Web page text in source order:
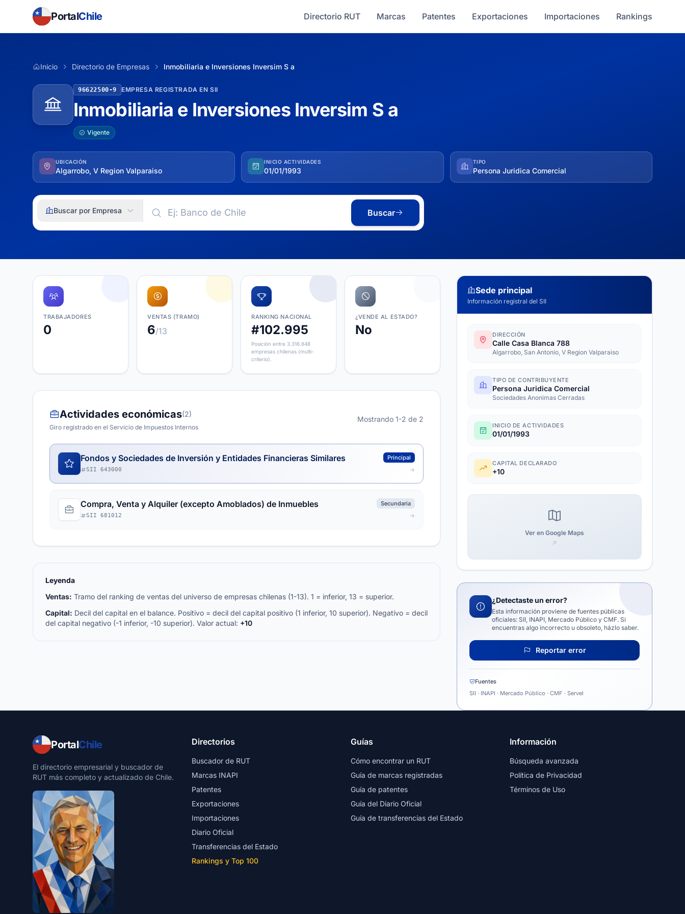
PortalChile Directorio RUT Marcas Patentes Exportaciones Importaciones Rankings
Inicio Directorio de Empresas Inmobiliaria e Inversiones Inversim S a
96622500-9 EMPRESA REGISTRADA EN SII
Inmobiliaria e Inversiones Inversim S a
Vigente
UBICACIÓN
Algarrobo, V Region Valparaiso
INICIO ACTIVIDADES
01/01/1993
TIPO
Persona Juridica Comercial
Buscar por Empresa Buscar
TRABAJADORES
0
VENTAS (TRAMO)
6/13
RANKING NACIONAL
#102.995
Posición entre 3.316.848
empresas chilenas (multi-
criterio).
¿VENDE AL ESTADO?
No
Actividades económicas(2)
Giro registrado en el Servicio de Impuestos Internos
Mostrando 1-2 de 2
Fondos y Sociedades de Inversión y Entidades Financieras Similares Principal
SII 643000
Compra, Venta y Alquiler (excepto Amoblados) de Inmuebles Secundaria
SII 681012
Leyenda
Ventas: Tramo del ranking de ventas del universo de empresas chilenas (1-13). 1 = inferior, 13 = superior.
Capital: Decil del capital en el balance. Positivo = decil del capital positivo (1 inferior, 10 superior). Negativo = decil
del capital negativo (-1 inferior, -10 superior). Valor actual: +10
Sede principal
Información registral del SII
DIRECCIÓN
Calle Casa Blanca 788
Algarrobo, San Antonio, V Region Valparaiso
TIPO DE CONTRIBUYENTE
Persona Juridica Comercial
Sociedades Anonimas Cerradas
INICIO DE ACTIVIDADES
01/01/1993
CAPITAL DECLARADO
+10
Ver en Google Maps
¿Detectaste un error?
Esta información proviene de fuentes públicas
oficiales: SII, INAPI, Mercado Público y CMF. Si
encuentras algo incorrecto u obsoleto, házlo saber.
Reportar error
Fuentes
SII · INAPI · Mercado Público · CMF · Servel
PortalChile
El directorio empresarial y buscador de
RUT más completo y actualizado de Chile.
Directorios
Buscador de RUT
Marcas INAPI
Patentes
Exportaciones
Importaciones
Diario Oficial
Transferencias del Estado
Rankings y Top 100
Guías
Cómo encontrar un RUT
Guía de marcas registradas
Guía de patentes
Guía del Diario Oficial
Guía de transferencias del Estado
Información
Búsqueda avanzada
Política de Privacidad
Términos de Uso